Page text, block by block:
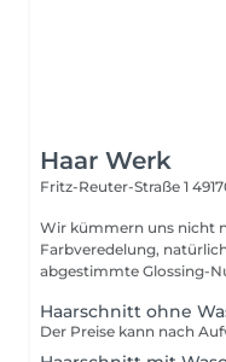
Haar Werk
Fritz-Reuter-Straße 1
Wir kümmern uns nicht nur um
Farbveredelung,
abgestimmte Glossing-
Haarschnitt ohne